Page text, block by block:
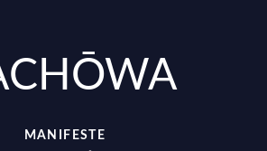
MANIFESTE